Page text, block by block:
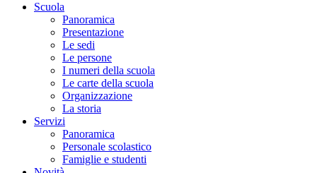
Scuola
Panoramica
Presentazione
Le sedi
Le persone
I numeri della scuola
Le carte della scuola
Organizzazione
La storia
Servizi
Panoramica
Personale scolastico
Famiglie e studenti